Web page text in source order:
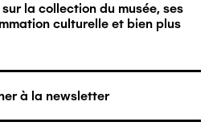
la collection du musée, ses
culturelle et bien plus
à la newsletter